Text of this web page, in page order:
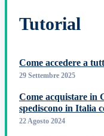
Tutorial
Come accedere a
29 Settembre 2025
Come acquistare in
spediscono in Italia
22 Agosto 2024